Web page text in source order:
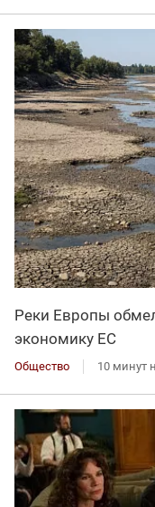
Реки Европы
экономику ЕС
Общество 10 минут